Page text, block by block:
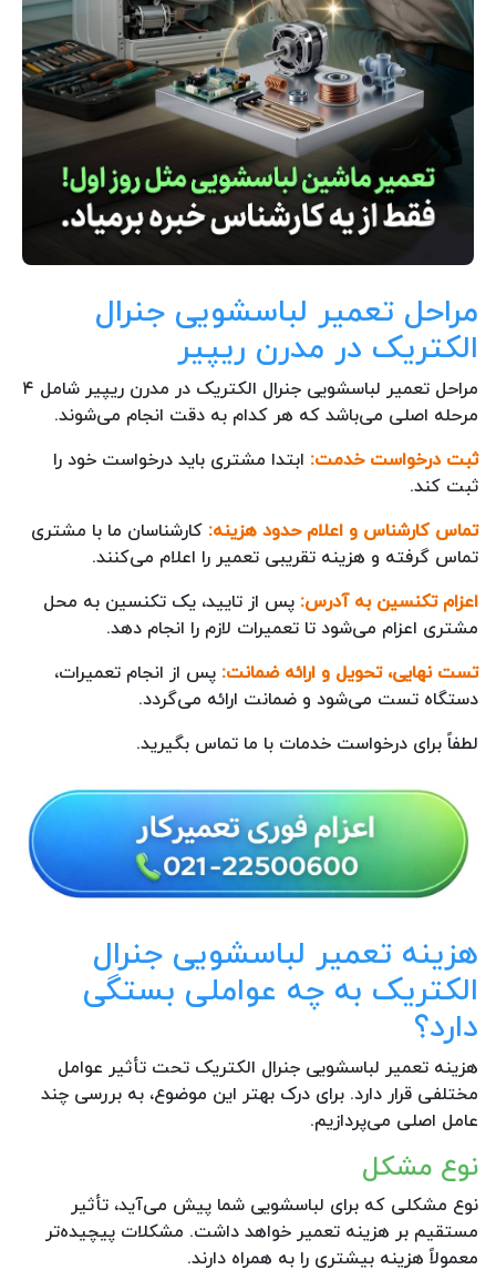
مراحل تعمیر لباسشویی جنرال
الکتریک در مدرن ریپیر
مراحل تعمیر لباسشویی جنرال الکتریک در مدرن ریپیر شامل ۴
مرحله اصلی می‌باشد که هر کدام به دقت انجام می‌شوند.
ثبت درخواست خدمت: ابتدا مشتری باید درخواست خود را
ثبت کند.
تماس کارشناس و اعلام حدود هزینه: کارشناسان ما با مشتری
تماس گرفته و هزینه تقریبی تعمیر را اعلام می‌کنند.
اعزام تکنسین به آدرس: پس از تایید، یک تکنسین به محل
مشتری اعزام می‌شود تا تعمیرات لازم را انجام دهد.
تست نهایی، تحویل و ارائه ضمانت: پس از انجام تعمیرات،
دستگاه تست می‌شود و ضمانت ارائه می‌گردد.
لطفاً برای درخواست خدمات با ما تماس بگیرید.
هزینه تعمیر لباسشویی جنرال
الکتریک به چه عواملی بستگی
دارد؟
هزینه تعمیر لباسشویی جنرال الکتریک تحت تأثیر عوامل
مختلفی قرار دارد. برای درک بهتر این موضوع، به بررسی چند
عامل اصلی می‌پردازیم.
نوع مشکل
نوع مشکلی که برای لباسشویی شما پیش می‌آید، تأثیر
مستقیم بر هزینه تعمیر خواهد داشت. مشکلات پیچیده‌تر
معمولاً هزینه بیشتری را به همراه دارند.